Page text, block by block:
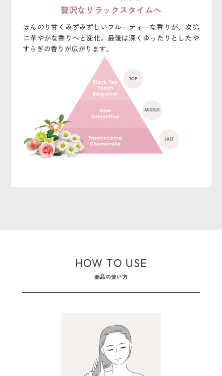
贅沢なリラックスタイムへ
ほんのり甘くみずみずしいフルーティーな香りが、次第
に華やかな香りへと変化。最後は深くゆったりとしたや
すらぎの香りが広がります。
HOW TO USE
商品の使い方